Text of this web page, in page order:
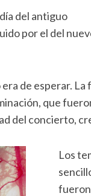
del antiguo
por el del
de esperar.
que
del concierto,
Los
fueron